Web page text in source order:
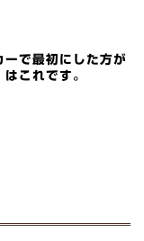
ーで最初にした方が
これです。